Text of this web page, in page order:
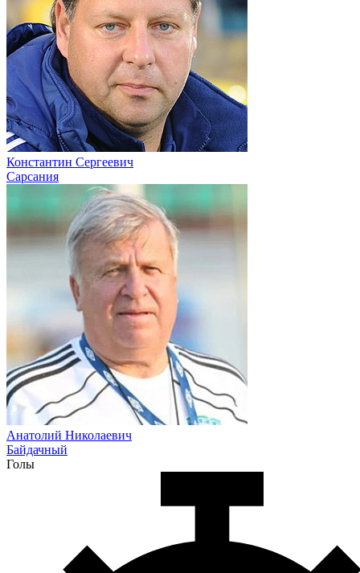
Константин Сергеевич
Сарсания
Анатолий Николаевич
Байдачный
Голы